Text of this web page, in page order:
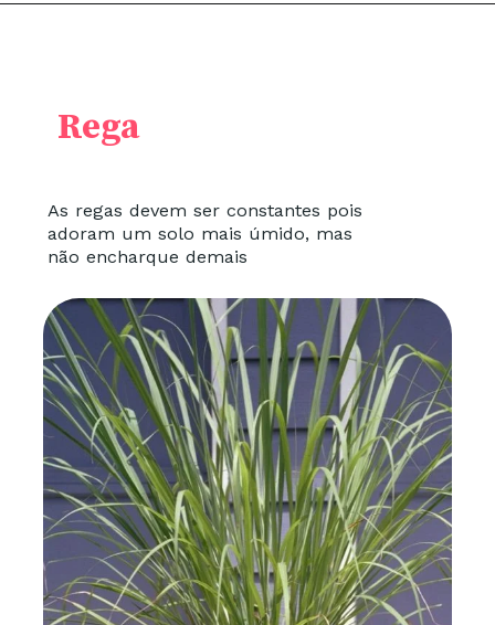
As regas devem ser constantes pois
adoram um solo mais úmido, mas
não encharque demais
Rega